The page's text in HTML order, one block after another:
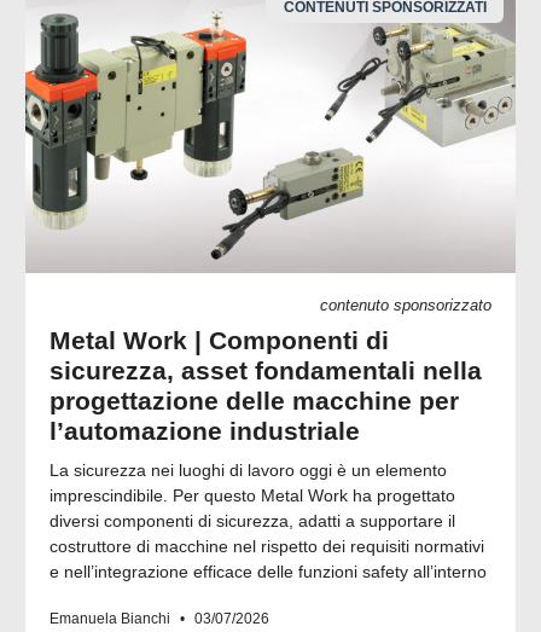
CONTENUTI SPONSORIZZATI
contenuto sponsorizzato
Metal Work | Componenti di
sicurezza, asset fondamentali nella
progettazione delle macchine per
l’automazione industriale
La sicurezza nei luoghi di lavoro oggi è un elemento
imprescindibile. Per questo Metal Work ha progettato
diversi componenti di sicurezza, adatti a supportare il
costruttore di macchine nel rispetto dei requisiti normativi
e nell’integrazione efficace delle funzioni safety all’interno
Emanuela Bianchi 03/07/2026